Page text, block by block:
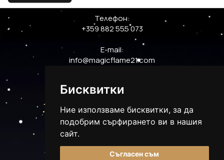
Бисквитки
Ние използваме бисквитки, за да
подобрим сърфирането ви в нашия
сайт.
Съгласен съм
Телефон:
+359 882 555 073
E-mail:
info@magicflame21.com